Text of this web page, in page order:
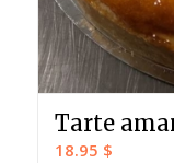
Tarte
18.95 $